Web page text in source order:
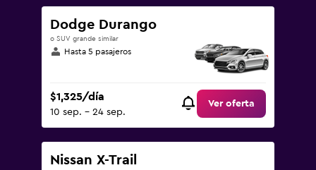
Dodge Durango
o SUV grande similar
Hasta 5 pasajeros
$1,325/día
10 sep. - 24 sep.
Ver oferta
Nissan X-Trail